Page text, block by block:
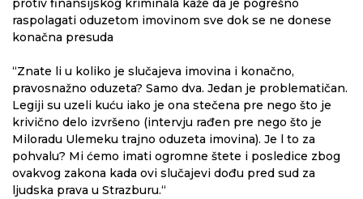
protiv finansijskog kriminala kaže da je pogrešno
raspolagati oduzetom imovinom sve dok se ne donese
konačna presuda
“Znate li u koliko je slučajeva imovina i konačno,
pravosnažno oduzeta? Samo dva. Jedan je problematičan.
Legiji su uzeli kuću iako je ona stečena pre nego što je
krivično delo izvršeno (intervju rađen pre nego što je
Miloradu Ulemeku trajno oduzeta imovina). Je l to za
pohvalu? Mi ćemo imati ogromne štete i posledice zbog
ovakvog zakona kada ovi slučajevi dođu pred sud za
ljudska prava u Strazburu.“